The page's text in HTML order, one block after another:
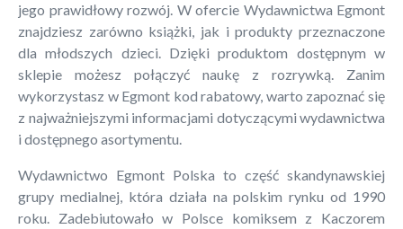
jego prawidłowy rozwój. W ofercie Wydawnictwa Egmont
znajdziesz zarówno książki, jak i produkty przeznaczone
dla młodszych dzieci. Dzięki produktom dostępnym w
sklepie możesz połączyć naukę z rozrywką. Zanim
wykorzystasz w Egmont kod rabatowy, warto zapoznać się
z najważniejszymi informacjami dotyczącymi wydawnictwa
i dostępnego asortymentu.
Wydawnictwo Egmont Polska to część skandynawskiej
grupy medialnej, która działa na polskim rynku od 1990
roku. Zadebiutowało w Polsce komiksem z Kaczorem